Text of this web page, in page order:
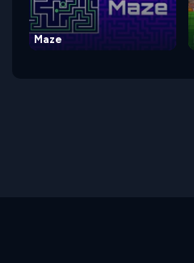
Maze